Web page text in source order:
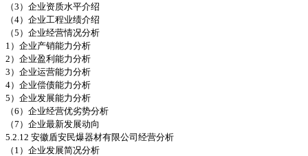
（3）企业资质水平介绍
（4）企业工程业绩介绍
（5）企业经营情况分析
1）企业产销能力分析
2）企业盈利能力分析
3）企业运营能力分析
4）企业偿债能力分析
5）企业发展能力分析
（6）企业经营优劣势分析
（7）企业最新发展动向
5.2.12 安徽盾安民爆器材有限公司经营分析
（1）企业发展简况分析